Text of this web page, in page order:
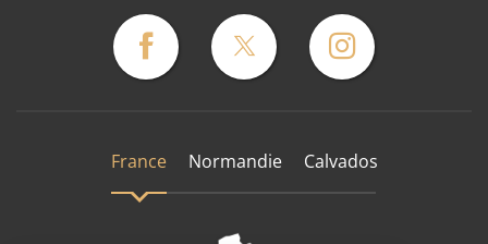
France Normandie Calvados